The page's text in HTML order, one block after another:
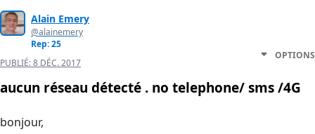
Alain Emery
@alainemery
Rep: 25
PUBLIÉ:8 DÉC. 2017
OPTIONS
aucun réseau détecté . no telephone/ sms /4G
bonjour,